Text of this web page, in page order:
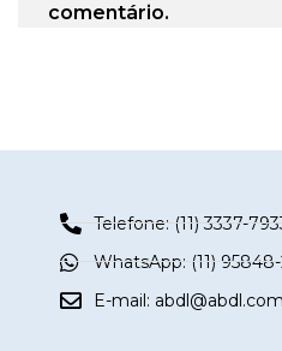
comentário.
Telefone: (11) 3337-
WhatsApp: (11)
E-mail: